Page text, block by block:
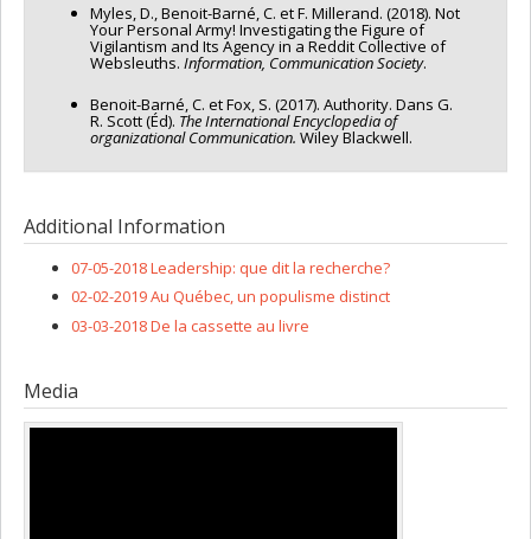
Myles, D., Benoit-Barné, C. et F. Millerand. (2018). Not
Your Personal Army! Investigating the Figure of
Vigilantism and Its Agency in a Reddit Collective of
Websleuths. Information,Communication Society.
Benoit-Barné, C. et Fox, S. (2017). Authority. Dans G.
R. Scott (Éd). TheInternationalEncyclopedia of
organizational Communication. Wiley Blackwell.
Additional Information
07-05-2018 Leadership: que dit la recherche?
02-02-2019 Au Québec, un populisme distinct
03-03-2018 De la cassette au livre
Media